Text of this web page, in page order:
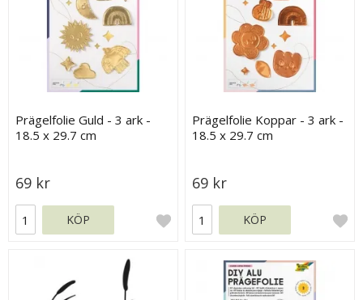
Prägelfolie Guld - 3 ark -
18.5 x 29.7 cm
69 kr
KÖP
Prägelfolie Koppar - 3 ark -
18.5 x 29.7 cm
69 kr
KÖP